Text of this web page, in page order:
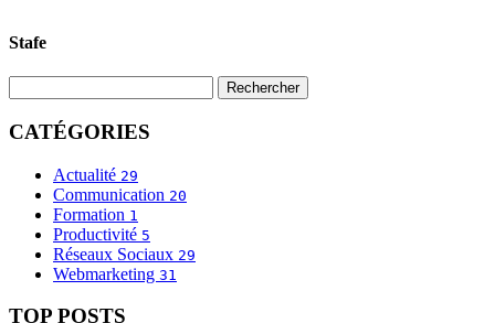
Stafe
CATÉGORIES
Actualité 29
Communication 20
Formation 1
Productivité 5
Réseaux Sociaux 29
Webmarketing 31
TOP POSTS